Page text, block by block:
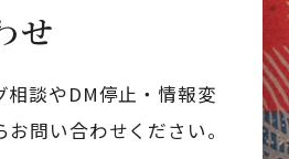
せ
相談やDM停止・情報変
問い合わせください。